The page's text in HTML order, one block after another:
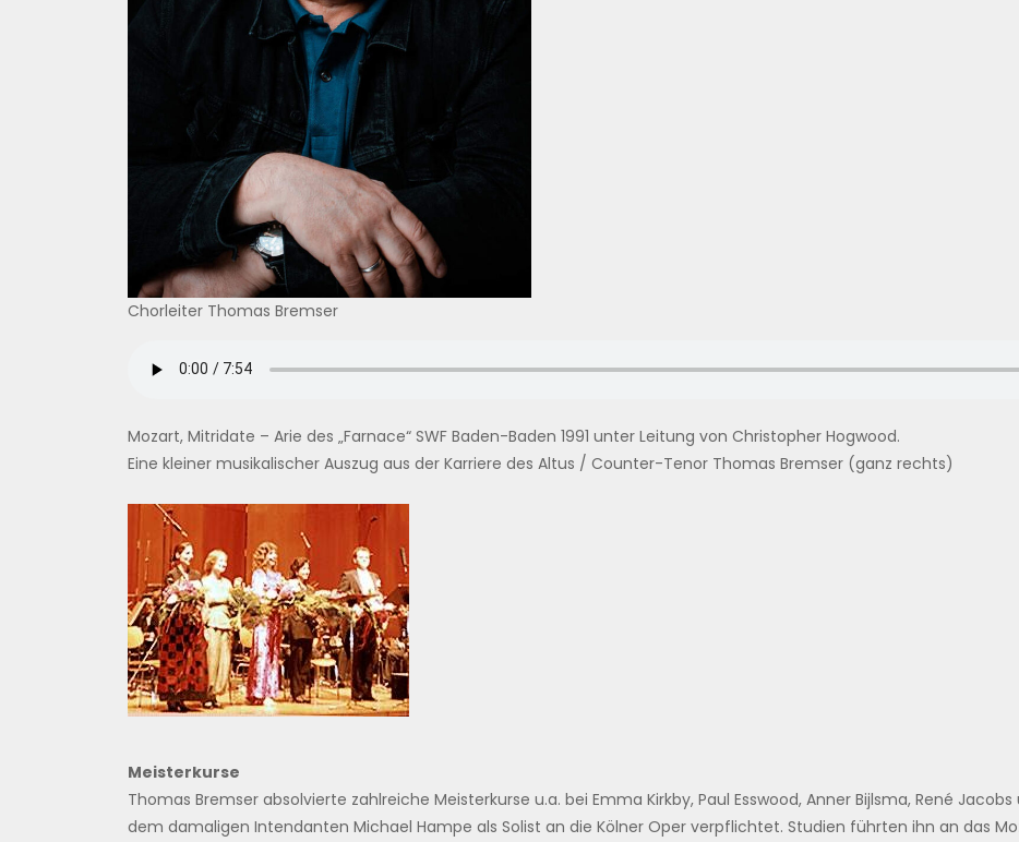
Chorleiter Thomas Bremser
Mozart, Mitridate – Arie des „Farnace“ SWF Baden-Baden 1991 unter Leitung von Christopher Hogwood.
Eine kleiner musikalischer Auszug aus der Karriere des Altus / Counter-Tenor Thomas Bremser (ganz rechts)
Meisterkurse
Thomas Bremser absolvierte zahlreiche Meisterkurse u.a. bei Emma Kirkby, Paul Esswood, Anner Bijlsma, René
dem damaligen Intendanten Michael Hampe als Solist an die Kölner Oper verpflichtet. Studien führten ihn an das